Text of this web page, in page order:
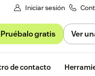
Iniciar sesión
Pruébalo gratis Ver
de contacto